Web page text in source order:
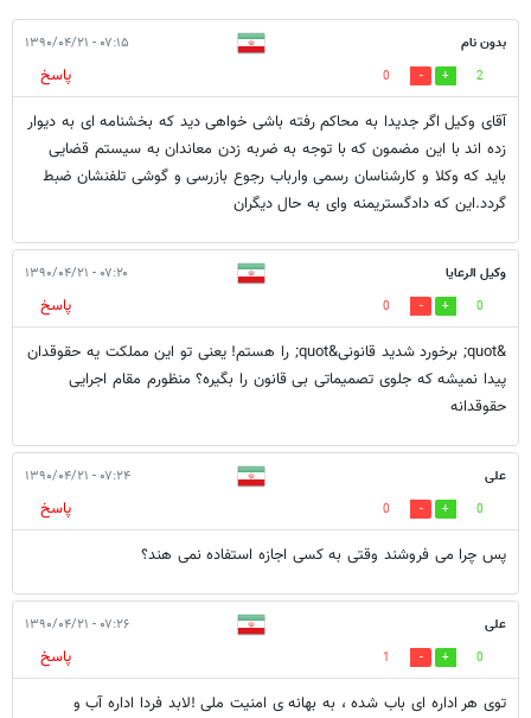
بدون نام ۰۷:۱۵ - ۱۳۹۰/۰۴/۲۱
2
0
پاسخ
آقای وکیل اگر جدیدا به محاکم رفته باشی خواهی دید که بخشنامه ای به دیوار
زده اند با این مضمون که با توجه به ضربه زدن معاندان به سیستم قضایی
باید که وکلا و کارشناسان رسمی وارباب رجوع بازرسی و گوشی تلفنشان ضبط
گردد.این که دادگستریمنه وای به حال دیگران
وکیل الرعایا ۰۷:۲۰ - ۱۳۹۰/۰۴/۲۱
0
0
پاسخ
&quot; برخورد شدید قانونی&quot; را هستم! یعنی تو این مملکت یه حقوقدان
پیدا نمیشه که جلوی تصمیماتی بی قانون را بگیره؟ منظورم مقام اجرایی
حقوقدانه
علی ۰۷:۲۴ - ۱۳۹۰/۰۴/۲۱
0
0
پاسخ
پس چرا می فروشند وقتی به کسی اجازه استفاده نمی هند؟
علی ۰۷:۲۶ - ۱۳۹۰/۰۴/۲۱
0
1
پاسخ
توی هر اداره ای باب شده ، به بهانه ی امنیت ملی !لابد فردا اداره آب و